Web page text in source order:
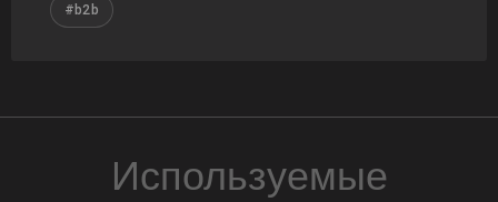
#b2b
Используемые